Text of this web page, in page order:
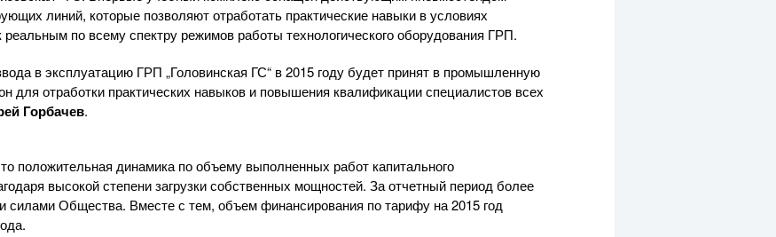
линий, которые позволяют отработать практические навыки в условиях
по всему спектру режимов работы технологического оборудования ГРП.
в эксплуатацию ГРП „Головинская ГС“ в 2015 году будет принят в промышленную
для отработки практических навыков и повышения квалификации специалистов всех
Горбачев.
положительная динамика по объему выполненных работ капитального
высокой степени загрузки собственных мощностей. За отчетный период более
силами Общества. Вместе с тем, объем финансирования по тарифу на 2015 год